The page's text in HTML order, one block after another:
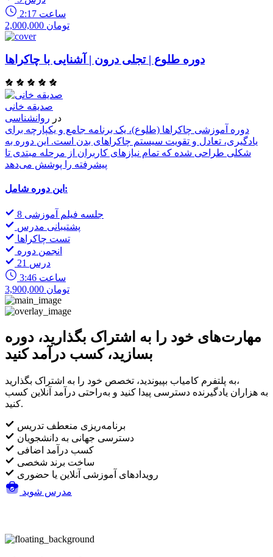
2:17 ساعت
2,000,000 تومان
دوره طلوع | تجلی درون | آشنایی با چاکراها
صدیقه خانی
در روانشناسی
دوره آموزشی چاکراها (طلوع)، یک برنامه جامع و یکپارچه برای
یادگیری، تعادل و تقویت سیستم چاکراهای بدن است. این دوره به
شکلی طراحی شده که تمام نیازهای کاربران از مرحله مبتدی تا
پیشرفته را پوشش می‌دهد
این دوره شامل:
8 جلسه فیلم آموزشی
پشتیبانی مدرس
تست چاکراها
انجمن دوره
21 درس
3:46 ساعت
3,900,000 تومان
مهارت‌های خود را به اشتراک بگذارید، دوره
بسازید، کسب درآمد کنید
به پلتفرم کامیاب بپیوندید، تخصص خود را به اشتراک بگذارید،
به هزاران یادگیرنده دسترسی پیدا کنید و به‌راحتی درآمد آنلاین کسب
کنید.
برنامه‌ریزی منعطف تدریس
دسترسی جهانی به دانشجویان
کسب درآمد اضافی
ساخت برند شخصی
رویدادهای آموزشی آنلاین یا حضوری
مدرس شوید